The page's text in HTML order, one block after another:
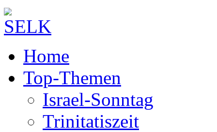
Home
Top-Themen
Israel-Sonntag
Trinitatiszeit